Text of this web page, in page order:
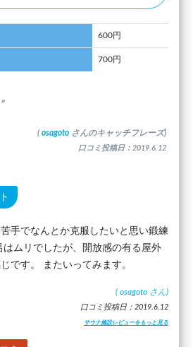
600円
700円
( osagoto さんのキャッチフレーズ)
口コミ投稿日：2019.6.12
手でなんとか克服したいと思い鍛練
ムリでしたが、開放感の有る屋外
です。 またいってみます。
( osagoto さん)
口コミ投稿日：2019.6.12
サウナ施設レビューをもっと見る